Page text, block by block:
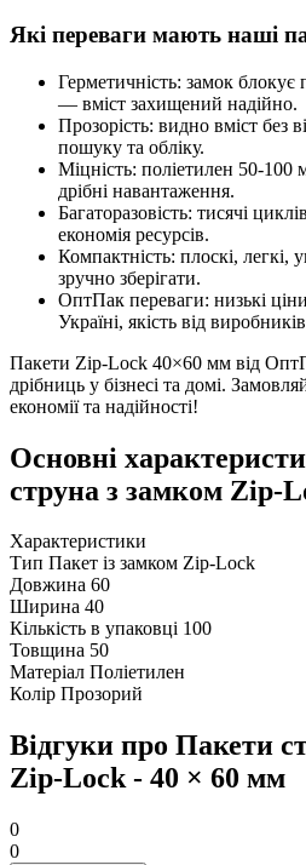
Які переваги мають наші
Герметичність: замок блокує
— вміст захищений надійно.
Прозорість: видно вміст без
пошуку та обліку.
Міцність: поліетилен 50-100
дрібні навантаження.
Багаторазовість: тисячі
економія ресурсів.
Компактність: плоскі, легкі,
зручно зберігати.
ОптПак переваги: низькі
Україні, якість від
Пакети Zip-Lock 40×60 мм від
дрібниць у бізнесі та домі.
економії та надійності!
Основні
струна з замком Zip-
Характеристики
Тип Пакет із замком Zip-Lock
Довжина 60
Ширина 40
Кількість в упаковці 100
Товщина 50
Матеріал Поліетилен
Колір Прозорий
Відгуки про Пакети
Zip-Lock - 40 × 60 мм
0
0